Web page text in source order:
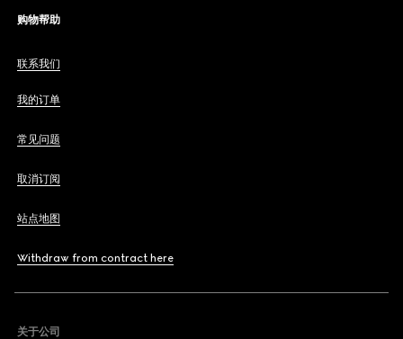
购物帮助
联系我们
我的订单
常见问题
取消订阅
站点地图
Withdraw from contract here
关于公司